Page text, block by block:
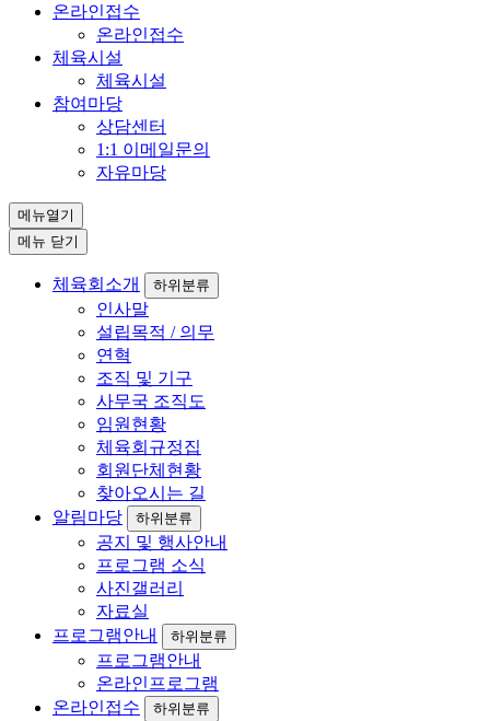
온라인접수
온라인접수
체육시설
체육시설
참여마당
상담센터
1:1 이메일문의
자유마당
메뉴열기
메뉴 닫기
체육회소개 하위분류
인사말
설립목적 / 의무
연혁
조직 및 기구
사무국 조직도
임원현황
체육회규정집
회원단체현황
찾아오시는 길
알림마당
하위분류
공지 및 행사안내
프로그램 소식
사진갤러리
자료실
프로그램안내
하위분류
프로그램안내
온라인프로그램
온라인접수
하위분류